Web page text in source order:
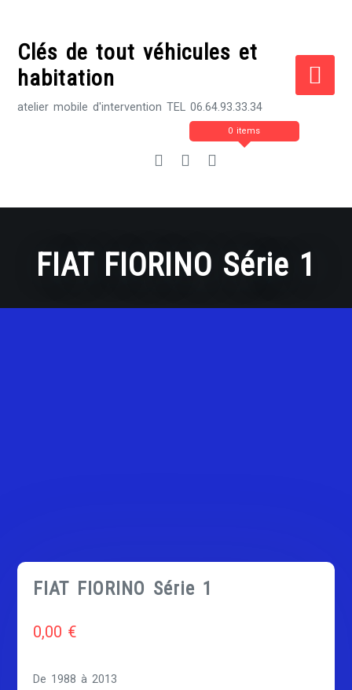
contentClés de tout véhicules et
habitation
atelier mobile d'intervention TEL 06.64.93.33.34
0 items
FIAT FIORINO Série 1
FIAT FIORINO Série 1
0,00 €
De 1988 à 2013